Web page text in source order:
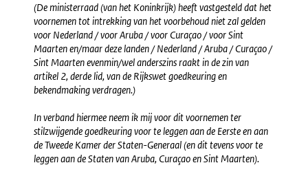
(De ministerraad (van het Koninkrijk) heeft vastgesteld dat het
voornemen tot intrekking van het voorbehoud niet zal gelden
voor Nederland / voor Aruba / voor Curaçao / voor Sint
Maarten en/maar deze landen / Nederland / Aruba / Curaçao /
Sint Maarten evenmin/wel anderszins raakt in de zin van
artikel 2, derde lid, van de Rijkswet goedkeuring en
bekendmaking verdragen.)
In verband hiermee neem ik mij voor dit voornemen ter
stilzwijgende goedkeuring voor te leggen aan de Eerste en aan
de Tweede Kamer der Staten-Generaal (en dit tevens voor te
leggen aan de Staten van Aruba, Curaçao en Sint Maarten).